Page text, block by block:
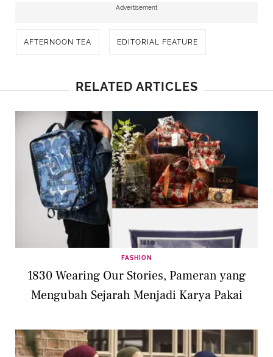
Advertisement
AFTERNOON TEA EDITORIAL FEATURE
RELATED ARTICLES
FASHION
1830 Wearing Our Stories, Pameran yang
Mengubah Sejarah Menjadi Karya Pakai